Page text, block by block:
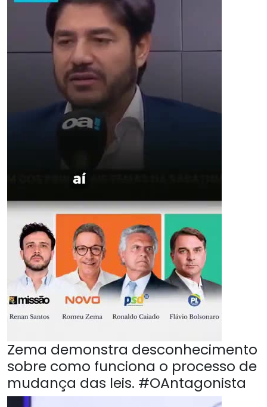
Zema demonstra desconhecimento
sobre como funciona o processo de
mudança das leis. #OAntagonista